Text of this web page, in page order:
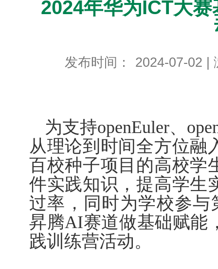
2024年华为ICT大
发布时间： 2024-07-02
为支持openEuler、
从理论到时间全方位融
百校种子项目的高校学
件实践知识，提高学生
过率，同时为学校参与
昇腾AI赛道做基础赋能
践训练营活动。